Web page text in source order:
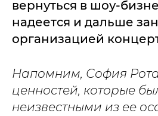
вернуться в шоу-
надеется и дальше
организацией
Напомним, София
ценностей, которые
неизвестными из ее